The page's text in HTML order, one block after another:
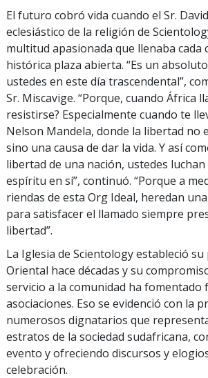
El futuro cobró vida cuando el Sr.
eclesiástico de la religión de
multitud apasionada que llenaba cada
histórica plaza abierta. “Es un
ustedes en este día trascendental”,
Sr. Miscavige. “Porque, cuando África
resistirse? Especialmente cuando te
Nelson Mandela, donde la libertad no
sino una causa de dar la vida. Y así
libertad de una nación, ustedes
espíritu en sí”, continuó. “Porque a
riendas de esta Org Ideal, heredan
para satisfacer el llamado siempre
libertad”.
La Iglesia de Scientology estableció
Oriental hace décadas y su
servicio a la comunidad ha fomentado
asociaciones. Eso se evidenció con la
numerosos dignatarios que
estratos de la sociedad sudafricana,
evento y ofreciendo discursos y
celebración.